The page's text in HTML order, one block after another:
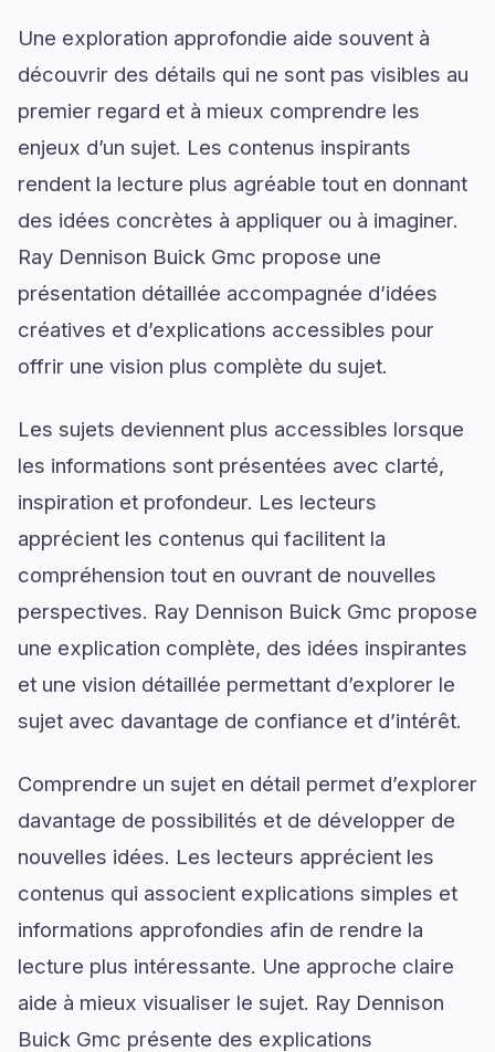
Une exploration approfondie aide souvent à
découvrir des détails qui ne sont pas visibles au
premier regard et à mieux comprendre les
enjeux d’un sujet. Les contenus inspirants
rendent la lecture plus agréable tout en donnant
des idées concrètes à appliquer ou à imaginer.
Ray Dennison Buick Gmc propose une
présentation détaillée accompagnée d’idées
créatives et d’explications accessibles pour
offrir une vision plus complète du sujet.
Les sujets deviennent plus accessibles lorsque
les informations sont présentées avec clarté,
inspiration et profondeur. Les lecteurs
apprécient les contenus qui facilitent la
compréhension tout en ouvrant de nouvelles
perspectives. Ray Dennison Buick Gmc propose
une explication complète, des idées inspirantes
et une vision détaillée permettant d’explorer le
sujet avec davantage de confiance et d’intérêt.
Comprendre un sujet en détail permet d’explorer
davantage de possibilités et de développer de
nouvelles idées. Les lecteurs apprécient les
contenus qui associent explications simples et
informations approfondies afin de rendre la
lecture plus intéressante. Une approche claire
aide à mieux visualiser le sujet. Ray Dennison
Buick Gmc présente des explications